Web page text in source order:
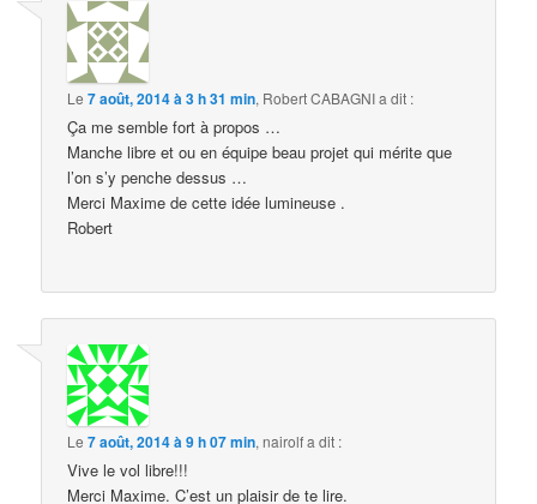
Le7 août, 2014 à 3 h 31 min, Robert CABAGNIa dit :
Ça me semble fort à propos …
Manche libre et ou en équipe beau projet qui mérite que
l’on s’y penche dessus …
Merci Maxime de cette idée lumineuse .
Robert
Le7 août, 2014 à 9 h 07 min,nairolfa dit :
Vive le vol libre!!!
Merci Maxime. C’est un plaisir de te lire.